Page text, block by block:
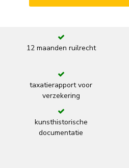
12 maanden ruilrecht
taxatierapport voor
verzekering
kunsthistorische
documentatie